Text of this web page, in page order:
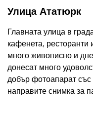
Улица Ататюрк
Главната улица в
кафенета,
много живописно и
донесат много
добър фотоапарат със
направите снимка за